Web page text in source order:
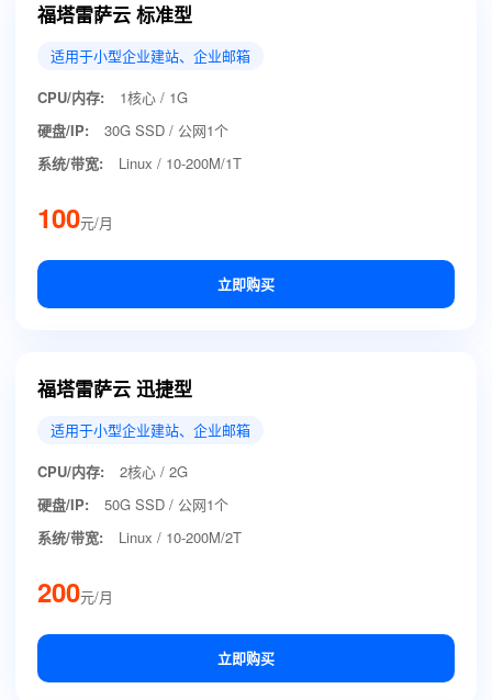
福塔雷萨云 标准型
适用于小型企业建站、企业邮箱
CPU/内存:
1核心 / 1G
硬盘/IP:
30G SSD / 公网1个
系统/带宽:
Linux / 10-200M/1T
100元/月
立即购买
福塔雷萨云 迅捷型
适用于小型企业建站、企业邮箱
CPU/内存:
2核心 / 2G
硬盘/IP:
50G SSD / 公网1个
系统/带宽:
Linux / 10-200M/2T
200元/月
立即购买